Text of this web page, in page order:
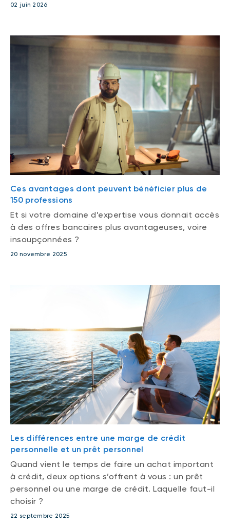
02 juin 2026
Ces avantages dont peuvent bénéficier plus de
150 professions
Et si votre domaine d’expertise vous donnait accès
à des offres bancaires plus avantageuses, voire
insoupçonnées ?
20 novembre 2025
Les différences entre une marge de crédit
personnelle et un prêt personnel
Quand vient le temps de faire un achat important
à crédit, deux options s’offrent à vous : un prêt
personnel ou une marge de crédit. Laquelle faut-il
choisir ?
22 septembre 2025